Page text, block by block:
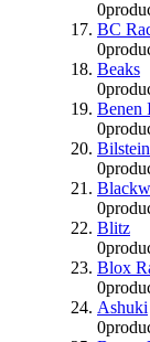
0
BC
0
Beaks
0
Benen
0
Bilstein
0
0
Blitz
0
Blox
0
Ashuki
0